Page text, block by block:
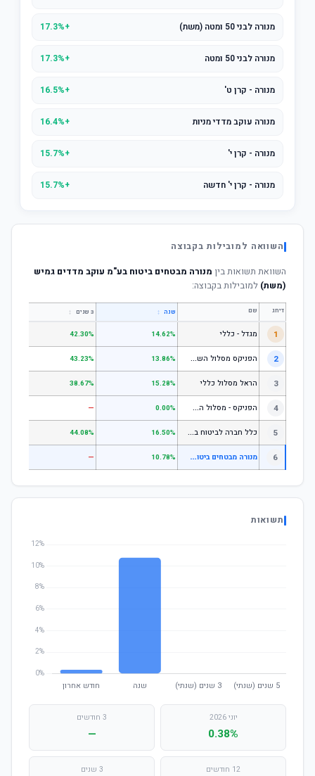
מנורה לבני 50 ומטה (משת) +17.3%
מנורה לבני 50 ומטה +17.3%
מנורה - קרן ט' +16.5%
מנורה עוקב מדדי מניות +16.4%
מנורה - קרן י' +15.7%
מנורה - קרן י' חדשה +15.7%
השוואה למובילות בקבוצה
השוואת תשואות בין מנורה מבטחים ביטוח בע"מ עוקב מדדים גמיש
(משת) למובילות בקבוצה:
דירוג שם שנה ↕ 3 שנים ↕
1 מגדל - כללי 14.62%
42.30%
2 ה
פניקס מסלול השקעה כללי 13.86%
43.23%
3 הראל מסלול כללי 15.28%
38.67%
4 ה
פניקס - מסלול השקעה בניהול אישי 0.00%
—
5 כ
לל חברה לביטוח בע"מ כללי 16.50%
44.08%
6 מ
נורה מבטחים ביטוח בע"מ עוקב מדדים גמיש (משת) 10.78%
—
תשואות
יוני 2026
0.38%
3 חודשים
—
12 חודשים 3 שנים